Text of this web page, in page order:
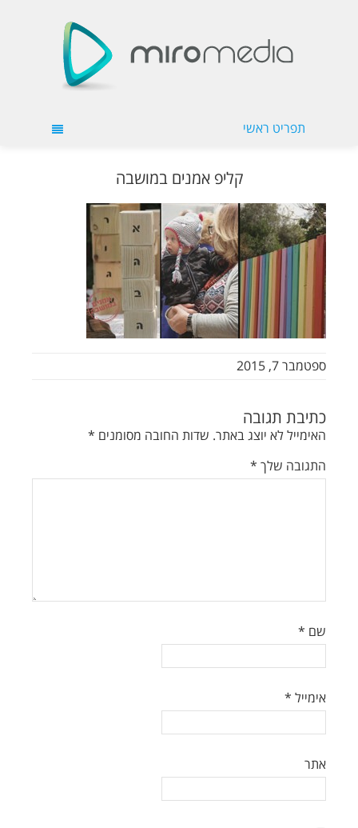
תפריט ראשי
קליפ אמנים במושבה
ספטמבר 7, 2015
כתיבת תגובה
האימייל לא יוצג באתר. שדות החובה מסומנים *
התגובה שלך *
שם *
אימייל *
אתר